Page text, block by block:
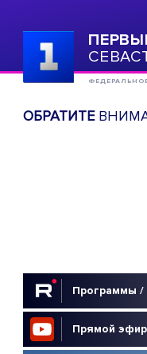
ОБРАТИТЕ
Программы /
Прямой